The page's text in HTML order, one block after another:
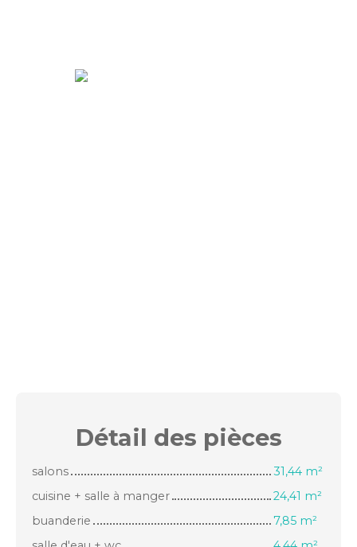
Détail des pièces
salons
31,44 m²
cuisine + salle à manger
24,41 m²
buanderie
7,85 m²